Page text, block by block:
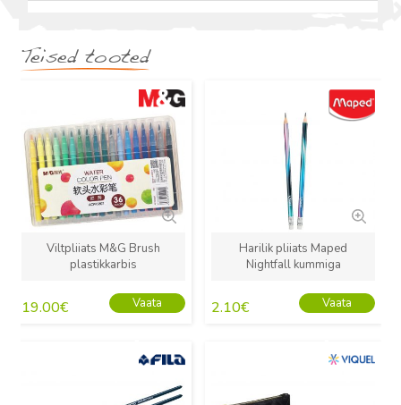
Teised tooted
Viltpliiats M&G Brush
plastikkarbis
19.00€ Vaata
Harilik pliiats Maped
Nightfall kummiga
2.10€ Vaata